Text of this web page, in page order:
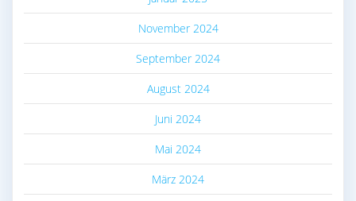
November 2024
September 2024
August 2024
Juni 2024
Mai 2024
März 2024